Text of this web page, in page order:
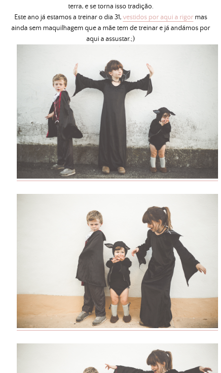
terra, e se torna isso tradição.
Este ano já estamos a treinar o dia 31,vestidos por aqui a rigormas
ainda sem maquilhagem que a mãe tem de treinar e já andámos por
aqui a assustar.;)